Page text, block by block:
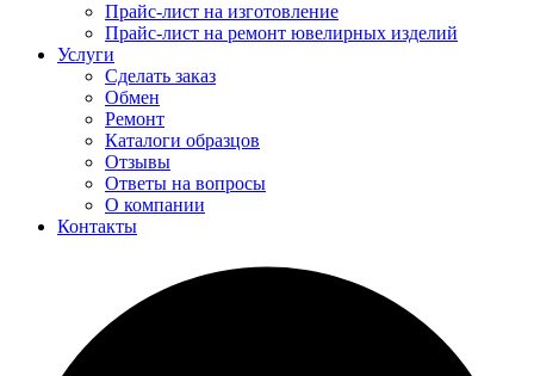
Прайс-лист на изготовление
Прайс-лист на ремонт ювелирных изделий
Услуги
Сделать заказ
Обмен
Ремонт
Каталоги образцов
Отзывы
Ответы на вопросы
О компании
Контакты